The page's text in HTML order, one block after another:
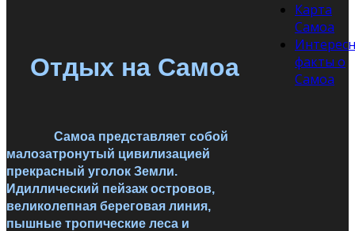
Отдых на Самоа
Самоа представляет собой
малозатронутый цивилизацией
прекрасный уголок Земли.
Идиллический пейзаж островов,
великолепная береговая линия,
пышные тропические леса и
Карта
Самоа
факты о
Самоа